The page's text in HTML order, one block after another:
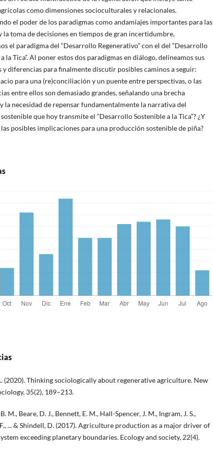
como dimensiones socioculturales y relacionales.
el poder de los paradigmas como andamiajes importantes para las
la toma de decisiones en tiempos de gran incertidumbre,
el paradigma del “Desarrollo Regenerativo” con el del “Desarrollo
la Tica”. Al poner estos dos paradigmas en diálogo, delineamos sus
diferencias para finalmente discutir posibles caminos a seguir:
para una (re)conciliación y un puente entre perspectivas, o las
entre ellos son demasiado grandes, señalando una brecha
la necesidad de repensar fundamentalmente la narrativa del
que hoy transmite el “Desarrollo Sostenible a la Tica”? ¿Y
las posibles implicaciones para una producción sostenible de piña?
(2020). Thinking sociologically about regenerative agriculture. New
35(2), 189–213.
M., Beare, D. J., Bennett, E. M., Hall-Spencer, J. M., Ingram, J. S.,
... & Shindell, D. (2017). Agriculture production as a major driver of
exceeding planetary boundaries. Ecology and society, 22(4).